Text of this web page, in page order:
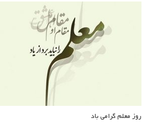
روز معلم گرامی باد